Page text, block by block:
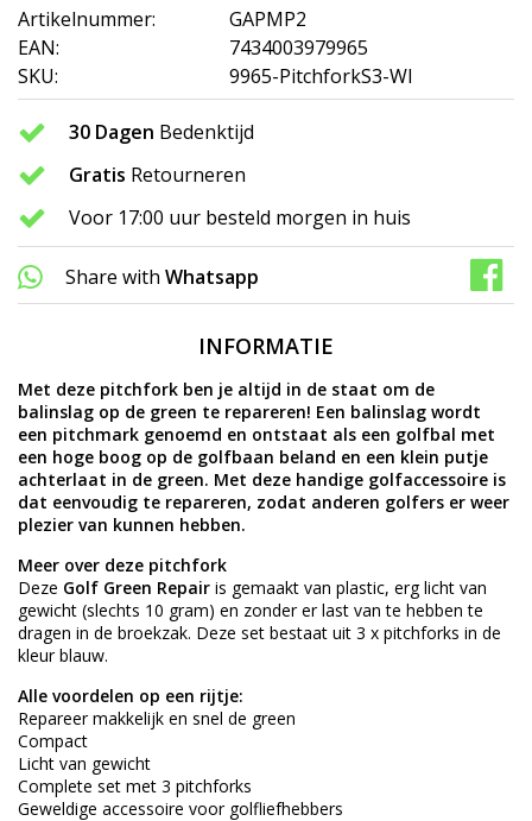
Artikelnummer:
GAPMP2
EAN:
7434003979965
SKU:
9965-PitchforkS3-WI
30 Dagen Bedenktijd
Gratis Retourneren
Voor 17:00 uur besteld morgen in huis
Share with Whatsapp
INFORMATIE
Met deze pitchfork ben je altijd in de staat om de
balinslag op de green te repareren! Een balinslag wordt
een pitchmark genoemd en ontstaat als een golfbal met
een hoge boog op de golfbaan beland en een klein putje
achterlaat in de green. Met deze handige golfaccessoire is
dat eenvoudig te repareren, zodat anderen golfers er weer
plezier van kunnen hebben.
Meer over deze pitchfork
Deze Golf Green Repair is gemaakt van plastic, erg licht van
gewicht (slechts 10 gram) en zonder er last van te hebben te
dragen in de broekzak. Deze set bestaat uit 3 x pitchforks in de
kleur blauw.
Alle voordelen op een rijtje:
Repareer makkelijk en snel de green
Compact
Licht van gewicht
Complete set met 3 pitchforks
Geweldige accessoire voor golfliefhebbers